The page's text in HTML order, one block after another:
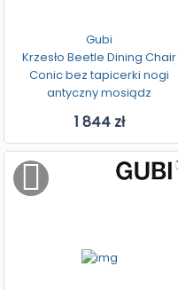
Gubi
Krzesło Beetle Dining Chair
Conic bez tapicerki nogi
antyczny mosiądz
1 844 zł